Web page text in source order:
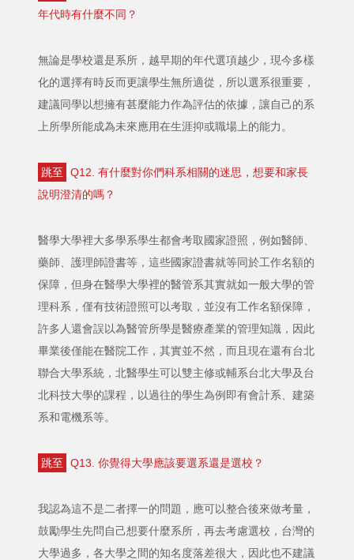
年代時有什麼不同？
無論是學校還是系所，越早期的年代選項越少，現今多樣
化的選擇有時反而更讓學生無所適從，所以選系很重要，
建議同學以想擁有甚麼能力作為評估的依據，讓自己的系
上所學所能成為未來應用在生涯抑或職場上的能力。
跳至
Q12. 有什麼對你們科系相關的迷思，想要和家長
說明澄清的嗎？
醫學大學裡大多學系學生都會考取國家證照，例如醫師、
藥師、護理師證書等，這些國家證書就等同於工作名額的
保障，但身在醫學大學裡的醫管系其實就如一般大學的管
理科系，僅有技術證照可以考取，並沒有工作名額保障，
許多人還會誤以為醫管所學是醫療產業的管理知識，因此
畢業後僅能在醫院工作，其實並不然，而且現在還有台北
聯合大學系統，北醫學生可以雙主修或輔系台北大學及台
北科技大學的課程，以過往的學生為例即有會計系、建築
系和電機系等。
跳至 Q13. 你覺得大學應該要選系還是選校？
我認為這不是二者擇一的問題，應可以整合後來做考量，
鼓勵學生先問自己想要什麼系所，再去考慮選校，台灣的
大學過多，各大學之間的知名度落差很大，因此也不建議